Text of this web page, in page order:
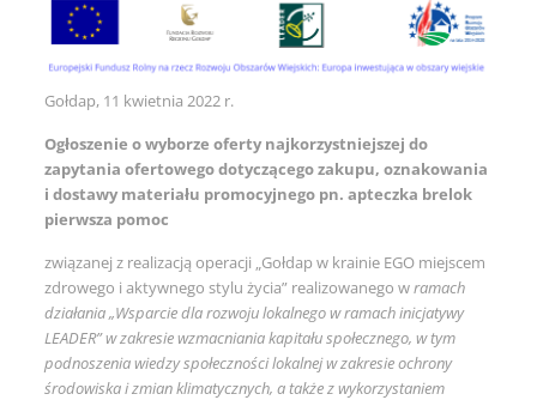
Gołdap, 11 kwietnia 2022 r.
Ogłoszenie o wyborze oferty najkorzystniejszej do
zapytania ofertowegodotyczącego zakupu, oznakowania
i dostawy materiału promocyjnego pn. apteczka brelok
pierwsza pomoc
związanej z realizacją operacji „Gołdap w krainie EGO miejscem
zdrowego i aktywnego stylu życia” realizowanego wramach
działania „Wsparcie dla rozwoju lokalnego w ramach inicjatywy
LEADER” w zakresie wzmacniania kapitału społecznego, w tym
podnoszenia wiedzy społeczności lokalnej w zakresie ochrony
środowiska i zmian klimatycznych, a także z wykorzystaniem